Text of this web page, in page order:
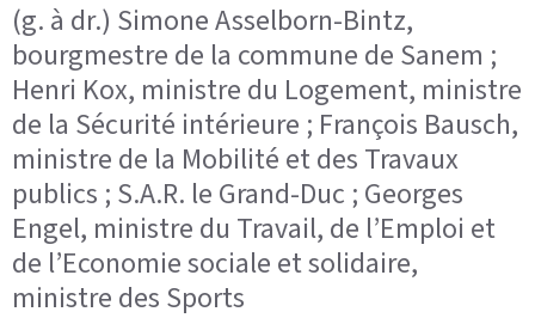
(g. à dr.) Simone Asselborn-Bintz,
bourgmestre de la commune de Sanem ;
Henri Kox, ministre du Logement, ministre
de la Sécurité intérieure ; François Bausch,
ministre de la Mobilité et des Travaux
publics ; S.A.R. le Grand-Duc ; Georges
Engel, ministre du Travail, de l’Emploi et
de l’Economie sociale et solidaire,
ministre des Sports